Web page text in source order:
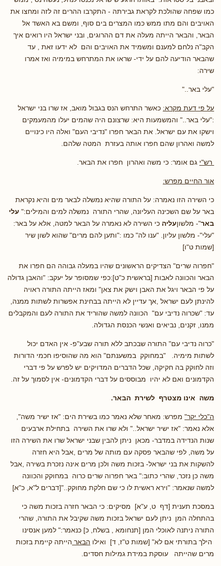
כמו שפחה שהולכת לקראת גבירתה - התקרבו ההרים זה לזה ומחצו את
האויבים והם מתו ממש כמו המצרים בים סוף, ומשם בא האשד אל
הבאר, והבאר הייתה מעלה את דם ההרוגים, ובני ישראל היו רואים איך
הקב"ה נלחם למענם ומשמיד את האויבים והם לא ידעו זאת , עד
שהבאר הודיעה להם על ידי- שראו את המתרחש במימיה ואז אמרו
שירה:
"עלי באר.."
על פי דעת מקרא: כאשר התרחש הנס בגבול מואב, אז שרו בני ישראל
:"עלי באר.." והמשמעות היא: שרצונם היה שהמים יעלו מהמעמקים
וישקו את עם ישראל. את הבאר חפרו "נדיבי העם" ואלה היו כינויים
למשה ואהרון שהם חפרו אותה בעזרת המטה שלהם.
רש"י גם אומר: כי משה ואהרון חפרו את הבאר.
אור החיים מפרש:
כי השירה הזו נאמרה: על התורה שהיא נמשלה לבאר מים והיא נקראת
באר על שם השכינה העליונה, שהרי התורה נמשלה למים והמילים:" עלי
באר"- מלשוןעליה כי השירה לא נאמרה על הבאר למטה, אלא על באר:
"עלי"- מלשון עליון. "ענו לה" כמו :"ותען להם מרים" שהוא לשון שיר
[שמות ט"ו]
"חפרוה שרים" הצדיקים הראשונים שהיו במעלה גבוהה הם חפרו את
הבאר והכוונה לאבות [בראשית כ"ט]:כפי שמסופר על יעקב: "והאבן גדולה
על פי הבאר ויגל את האבן וישק את צאן" ומאז הייתה התורה ראויה
להינתן לעם ישראל ,אך עדיין לא הייתה בבחינת אפשרות לשתות ממנה,
עד: "שכרוה נדיבי עם" הכוונה למשה שהוריד את התורה לעם והמקבלים
ממנו, זקנים, נביאים ואנשי הכנסת הגדולה.
"כרוה נדיבי עם" התורה שבכתב ללא תורה שבע"פ- אין האדם יכול
לשתות מימיה. "במחוקק במשענתם" הוא מה שהוסיפו חכמי הדורות
וזה לחוקק בה חקיקה, שכל הדברים המדויקים יש לפרש על פי דברי
הקדמונים ואם לא יהיו מבוססים על דברי הקדמונים- אין לסמוך על זה.
משה אינו מצטרף לשירת הבאר.
ה"כלי יקר" מפרש: מאחר שלא נאמר כמו בשירת הים: "אז ישיר משה",
אלא נאמר: "אז ישיר ישראל.." ולא שרו את השירה בתחילת ארבעים
שנות הנדידה במדבר- מכאן ניתן להבין שבני ישראל שרו את השירה הזו
על משה, לפי שהבאר פסקה עם מותה של מרים ,אבל היא חזרה
להשקות את בני ישראל- בזכות משה ולכן מרים אינה נזכרת בשירה ,אבל
משה כן נזכר, שהרי כתוב:" באר חפרוה שרים כרוה במחוקק והכוונה
למשה שנאמר: "וירא ראשית לו כי שם חלקת מחוקק.."[דברים ל"א, כ"א]
במסכת תענית [דף ט, ע"א] מסיקים: כי הבאר חזרה בזכות משה כי
בהתחלה המן ניתן לעם ישראל בזכות משה שקיבל את התורה, שהרי
התורה ניתנה לאוכלי המן [תנחומא , בשלח, כ] כנאמר:" למען אנסינו
הילך בתורתי אם לא" [שמות ט"ז, ד] ואילו הבאר הייתה קיימת בזכות
מרים שהייתה עוסקת במידת גמילות חסדים.